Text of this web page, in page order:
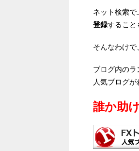
ネット検索で
登録すること
そんなわけで
ブログ内の
人気ブログが
誰か助